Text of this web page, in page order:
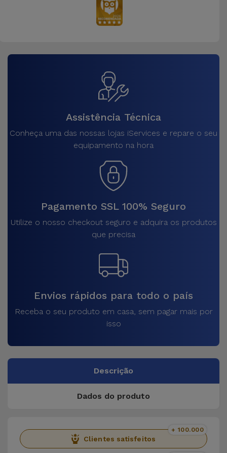
Assistência Técnica
Conheça uma das nossas lojas iServices e repare o seu
equipamento na hora
Pagamento SSL 100% Seguro
Utilize o nosso checkout seguro e adquira os produtos
que precisa
Envios rápidos para todo o país
Receba o seu produto em casa, sem pagar mais por
isso
Descrição
Dados do produto
Clientes satisfeitos
+ 100.000